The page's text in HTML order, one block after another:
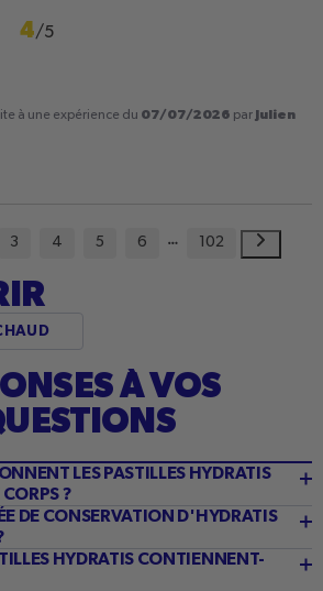
4/5
à une expérience du 07/07/2026 par Julien
3 4 5 6 102
À VOS
LES PASTILLES HYDRATIS
?
DE CONSERVATION D'HYDRATIS
HYDRATIS CONTIENNENT-